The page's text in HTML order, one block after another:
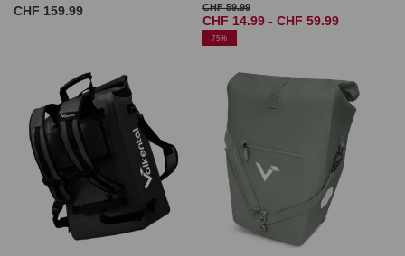
Normaler
CHF 159.99
Normaler
Preis
CHF 59.99
Verkaufspreis
CHF 14.99 - CHF 59.99
75%